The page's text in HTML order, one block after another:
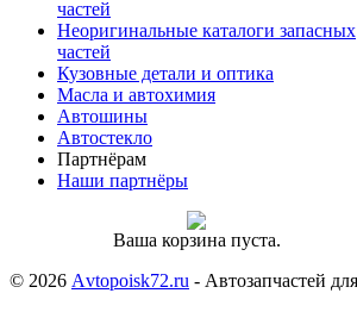
частей
Неоригинальные каталоги запасных
частей
Кузовные детали и оптика
Масла и автохимия
Автошины
Автостекло
Партнёрам
Наши партнёры
Ваша корзина пуста.
© 2026 Аvtopoisk72.ru - Автозапчастей